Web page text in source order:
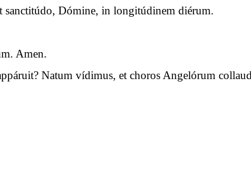
sanctitúdo, Dómine, in longitúdinem diérum.
Amen.
Natum vídimus, et choros Angelórum